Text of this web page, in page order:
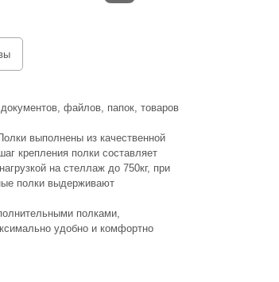
файлов, папок, товаров
выполнены из качественной
крепления полки составляет
на стеллаж до 750кг, при
полки выдерживают
полками,
удобно и комфортно